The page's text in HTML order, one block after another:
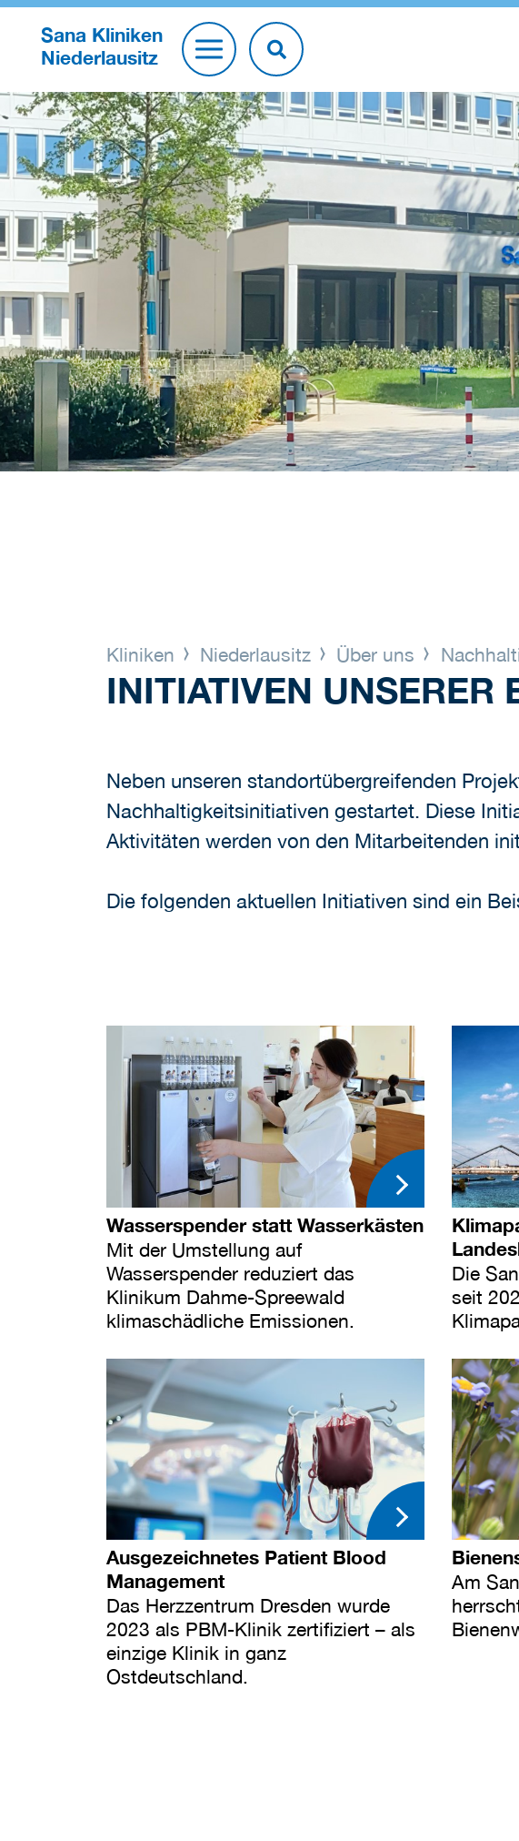
Sana Kliniken
Niederlausitz
Kliniken Niederlausitz Über uns
INITIATIVEN UNSERER
Neben unseren standortübergreifenden
Nachhaltigkeitsinitiativen gestartet. Diese
Aktivitäten werden von den Mitarbeitenden
Die folgenden aktuellen Initiativen sind ein
Wasserspender statt Wasserkästen
Mit der Umstellung auf
Wasserspender reduziert das
Klinikum Dahme-Spreewald
klimaschädliche Emissionen.
Die
seit
Ausgezeichnetes Patient Blood
Management
Das Herzzentrum Dresden wurde
2023 als PBM-Klinik zertifiziert – als
einzige Klinik in ganz
Ostdeutschland.
Am